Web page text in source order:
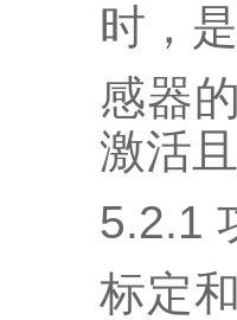
时，
感器
激活
5.2.1
标定